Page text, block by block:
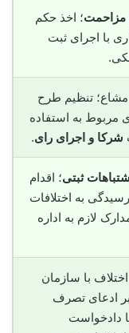
مزاحمت؛ اخذ حکم
با اجرای ثبت
تنظیم طرح
مربوط به استفاده
شرکا و اجرای رای.
اشتباهات ثبتی؛ اقدام
به اختلافات
لازم به اداره
با سازمان
ادعای تصرف
دادخواست